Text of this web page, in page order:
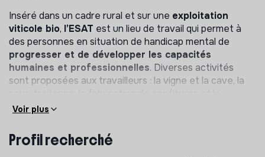
Inséré dans un cadre rural et sur une exploitation
viticole bio, l’ESAT est un lieu de travail qui permet à
des personnes en situation de handicap mental de
progresser et de développer les capacités
humaines et professionnelles. Diverses activités
sont proposées aux travailleurs : la vigne et la cave, la
conserverie.
Voir plus
Profil recherché